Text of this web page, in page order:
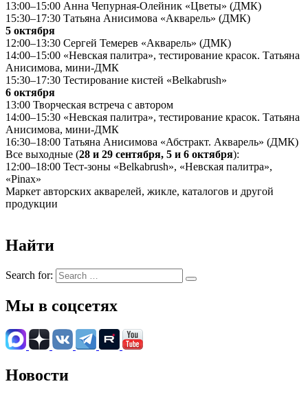
13:00–15:00 Анна Чепурная-Олейник «Цветы» (ДМК)
15:30–17:30 Татьяна Анисимова «Акварель» (ДМК)
5 октября
12:00–13:30 Сергей Темерев «Акварель» (ДМК)
14:00–15:00 «Невская палитра», тестирование красок. Татьяна
Анисимова, мини-ДМК
15:30–17:30 Тестирование кистей «Belkabrush»
6 октября
13:00 Творческая встреча с автором
14:00–15:30 «Невская палитра», тестирование красок. Татьяна
Анисимова, мини-ДМК
16:30–18:00 Татьяна Анисимова «Абстракт. Акварель» (ДМК)
Все выходные (28 и 29 сентября, 5 и 6 октября):
12:00–18:00 Тест-зоны «Belkabrush», «Невская палитра»,
«Pinax»
Маркет авторских акварелей, жикле, каталогов и другой
продукции
Найти
Search for:
Мы в соцсетях
Новости